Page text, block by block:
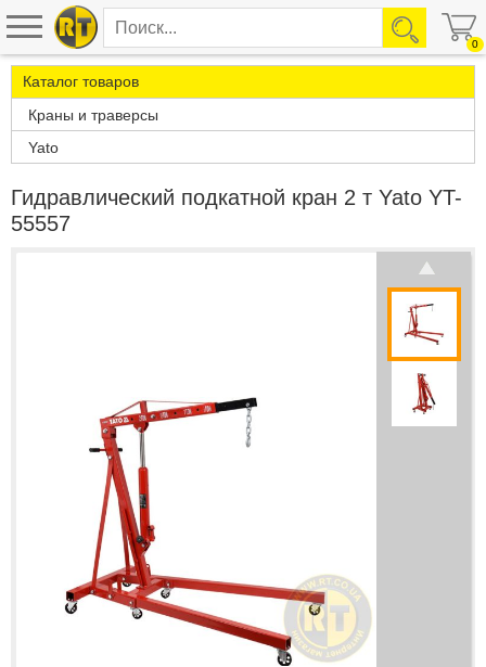
0
Каталог товаров
Краны и траверсы
Yato
Гидравлический подкатной кран 2 т Yato YT-
55557